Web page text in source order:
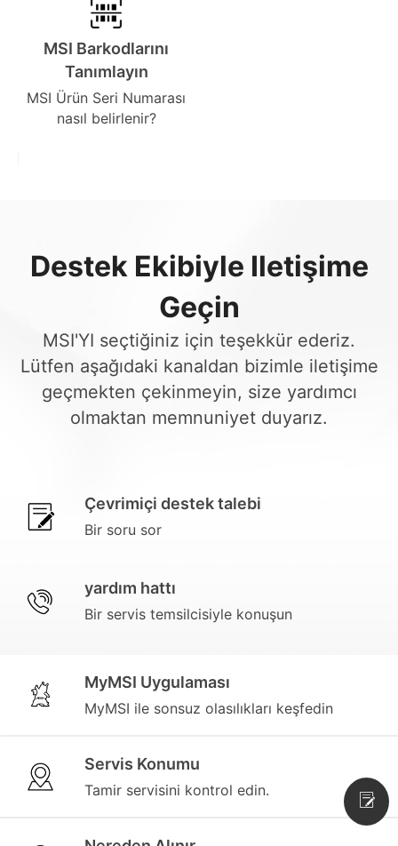
MSI Barkodlarını
Tanımlayın
MSI Ürün Seri Numarası
nasıl belirlenir?
Destek Ekibiyle Iletişime
Geçin
MSI'YI seçtiğiniz için teşekkür ederiz.
Lütfen aşağıdaki kanaldan bizimle iletişime
geçmekten çekinmeyin, size yardımcı
olmaktan memnuniyet duyarız.
Çevrimiçi destek talebi
Bir soru sor
yardım hattı
Bir servis temsilcisiyle konuşun
MyMSI Uygulaması
MyMSI ile sonsuz olasılıkları keşfedin
Servis Konumu
Tamir servisini kontrol edin.